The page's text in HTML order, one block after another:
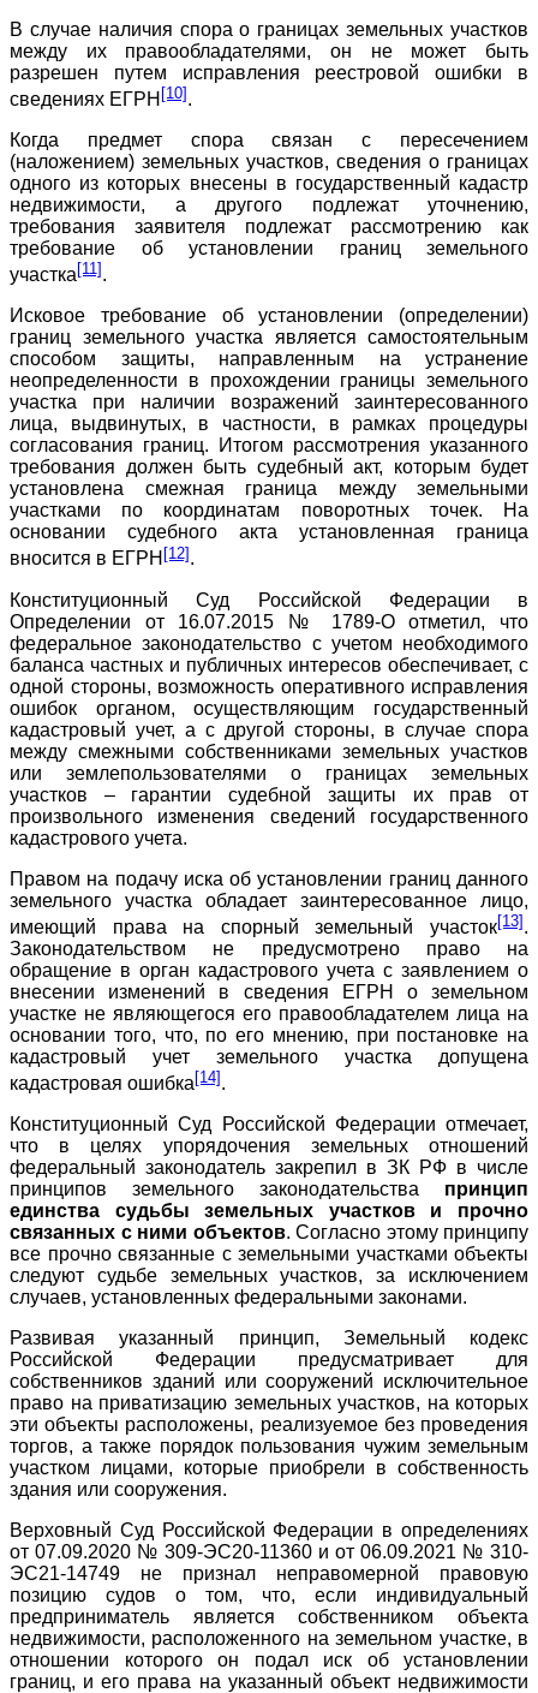
В случае наличия спора о границах земельных участков
между их правообладателями, он не может быть
разрешен путем исправления реестровой ошибки в
сведениях ЕГРН [10] .
Когда предмет спора связан с пересечением
(наложением) земельных участков, сведения о границах
одного из которых внесены в государственный кадастр
недвижимости, а другого подлежат уточнению,
требования заявителя подлежат рассмотрению как
требование об установлении границ земельного
участка[11] .
Исковое требование об установлении (определении)
границ земельного участка является самостоятельным
способом защиты, направленным на устранение
неопределенности в прохождении границы земельного
участка при наличии возражений заинтересованного
лица, выдвинутых, в частности, в рамках процедуры
согласования границ. Итогом рассмотрения указанного
требования должен быть судебный акт, которым будет
установлена смежная граница между земельными
участками по координатам поворотных точек. На
основании судебного акта установленная граница
вносится в ЕГРН [12].
Конституционный Суд Российской Федерации в
Определении от 16.07.2015 № 1789-О отметил, что
федеральное законодательство с учетом необходимого
баланса частных и публичных интересов обеспечивает, с
одной стороны, возможность оперативного исправления
ошибок органом, осуществляющим государственный
кадастровый учет, а с другой стороны, в случае спора
между смежными собственниками земельных участков
или землепользователями о границах земельных
участков – гарантии судебной защиты их прав от
произвольного изменения сведений государственного
кадастрового учета.
Правом на подачу иска об установлении границ данного
земельного участка обладает заинтересованное лицо,
имеющий права на спорный земельный участок[13] .
Законодательством не предусмотрено право на
обращение в орган кадастрового учета с заявлением о
внесении изменений в сведения ЕГРН о земельном
участке не являющегося его правообладателем лица на
основании того, что, по его мнению, при постановке на
кадастровый учет земельного участка допущена
кадастровая ошибка[14] .
Конституционный Суд Российской Федерации отмечает,
что в целях упорядочения земельных отношений
федеральный законодатель закрепил в ЗК РФ в числе
принципов земельного законодательства принцип
единства судьбы земельных участков и прочно
связанных с ними объектов. Согласно этому принципу
все прочно связанные с земельными участками объекты
следуют судьбе земельных участков, за исключением
случаев, установленных федеральными законами.
Развивая указанный принцип, Земельный кодекс
Российской Федерации предусматривает для
собственников зданий или сооружений исключительное
право на приватизацию земельных участков, на которых
эти объекты расположены, реализуемое без проведения
торгов, а также порядок пользования чужим земельным
участком лицами, которые приобрели в собственность
здания или сооружения.
Верховный Суд Российской Федерации в определениях
от 07.09.2020 № 309-ЭС20-11360 и от 06.09.2021 № 310-
ЭС21-14749 не признал неправомерной правовую
позицию судов о том, что, если индивидуальный
предприниматель является собственником объекта
недвижимости, расположенного на земельном участке, в
отношении которого он подал иск об установлении
границ, и его права на указанный объект недвижимости